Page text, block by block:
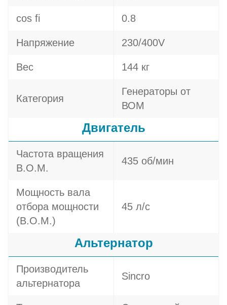
cos fi 0.8
Напряжение 230/400V
Вес 144 кг
Категория
Генераторы от
ВОМ
Двигатель
Частота вращения
В.О.М.
435 об/мин
Мощность вала
отбора мощности
(В.О.М.)
45 л/c
Альтернатор
Производитель
альтернатора
Sincro